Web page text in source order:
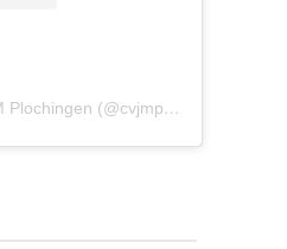
Ein Beitrag geteilt von CVJM Plochingen (@cvjmplochingen)